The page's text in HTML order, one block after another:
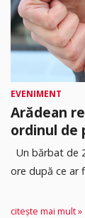
EVENIMENT
Arădean
ordinul de
Un bărbat de
ore după ce ar
citește mai mult »